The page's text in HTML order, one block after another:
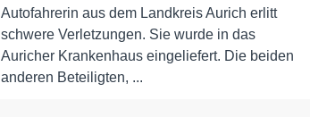
Autofahrerin aus dem Landkreis Aurich erlitt
schwere Verletzungen. Sie wurde in das
Auricher Krankenhaus eingeliefert. Die beiden
anderen Beteiligten, ...